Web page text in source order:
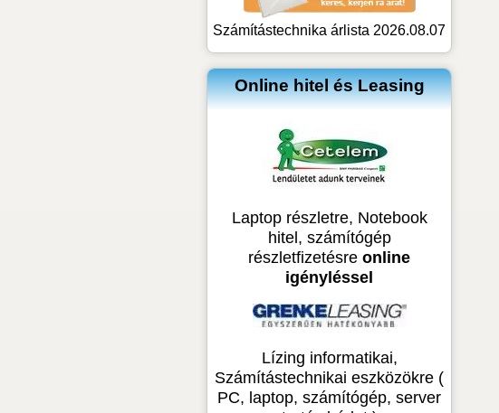
Számítástechnika árlista 2026.08.07
Online hitel és Leasing
Laptop részletre, Notebook
hitel, számítógép
részletfizetésreonline
igényléssel
Lízing informatikai,
Számítástechnikai eszközökre (
PC, laptop, számítógép, server